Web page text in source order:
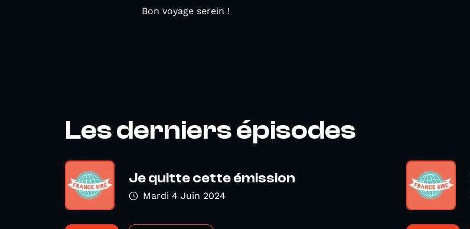
Bon voyage serein !
Les derniers épisodes
Je quitte cette émission
Mardi 4 Juin 2024